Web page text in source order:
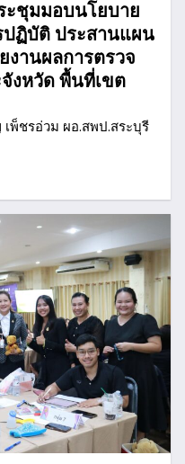
ะชุมมอบนโยบาย
ปฏิบัติ ประสานแผน
งานผลการตรวจ
งหวัด พื้นที่เขต
พ็ชรอ่วม ผอ.สพป.สระบุรี